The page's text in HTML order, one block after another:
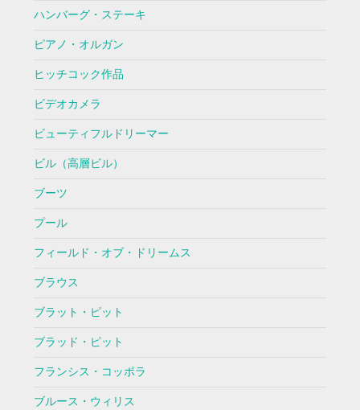
ハンバーグ・ステーキ
ピアノ・オルガン
ヒッチコック作品
ビデオカメラ
ビューティフルドリーマー
ビル（高層ビル）
ブーツ
プール
フィールド・オブ・ドリームス
ブラウス
ブラット・ピット
ブラッド・ピット
フランシス・コッポラ
ブルース・ウィリス